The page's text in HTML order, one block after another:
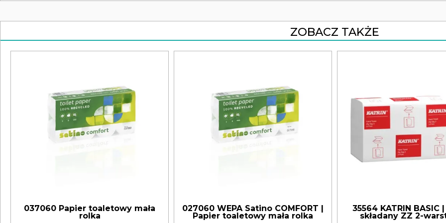
ZOBACZ TAKŻE
037060 Papier toaletowy mała
rolka
027060 WEPA Satino COMFORT |
Papier toaletowy mała rolka
35564 KATRIN BASIC
składany ZZ 2-